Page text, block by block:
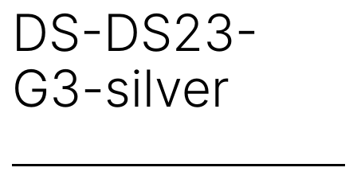
DS-DS23-
G3-silver